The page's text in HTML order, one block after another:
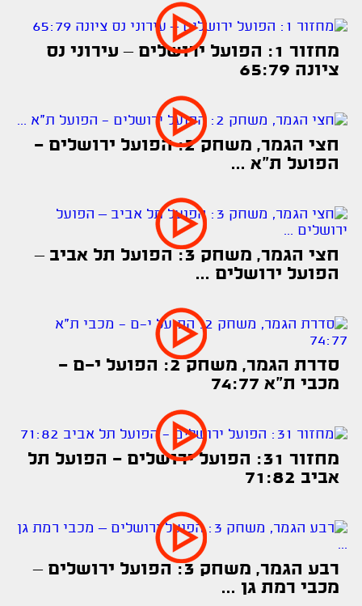
מחזור 1: הפועל ירושלים – עירוני נס
ציונה 65:79
חצי הגמר, משחק 2: הפועל ירושלים -
הפועל ת"א ...
חצי הגמר, משחק 3: הפועל תל אביב –
הפועל ירושלים ...
סדרת הגמר, משחק 2: הפועל י-ם -
מכבי ת"א 74:77
מחזור 31: הפועל ירושלים - הפועל תל
אביב 71:82
רבע הגמר, משחק 3: הפועל ירושלים –
מכבי רמת גן ...